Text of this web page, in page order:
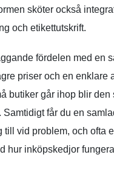
sköter också
och etikettutskrift.
fördelen med en
priser och en enklare
butiker går ihop blir
Samtidigt får du en
till vid problem, och ofta
hur inköpskedjor